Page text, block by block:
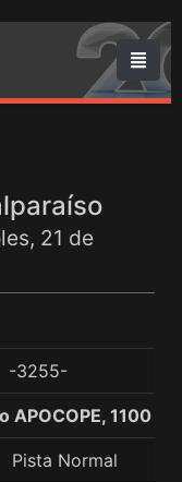
21 de
-3255-
APOCOPE, 1100
Pista Normal